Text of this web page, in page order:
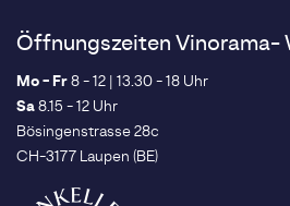
Öffnungszeiten Vinorama-
Mo - Fr8 - 12 | 13.30 - 18 Uhr
Sa8.15 - 12 Uhr
Bösingenstrasse 28c
CH-3177 Laupen (BE)